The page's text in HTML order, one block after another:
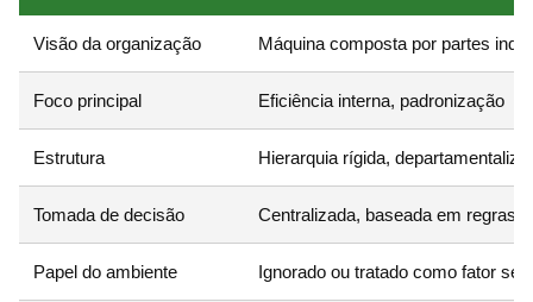
Visão da organização Máquina composta por partes
Foco principal Eficiência interna, padronização
Estrutura Hierarquia rígida,
Tomada de decisão Centralizada, baseada em regras
Papel do ambiente Ignorado ou tratado como fator